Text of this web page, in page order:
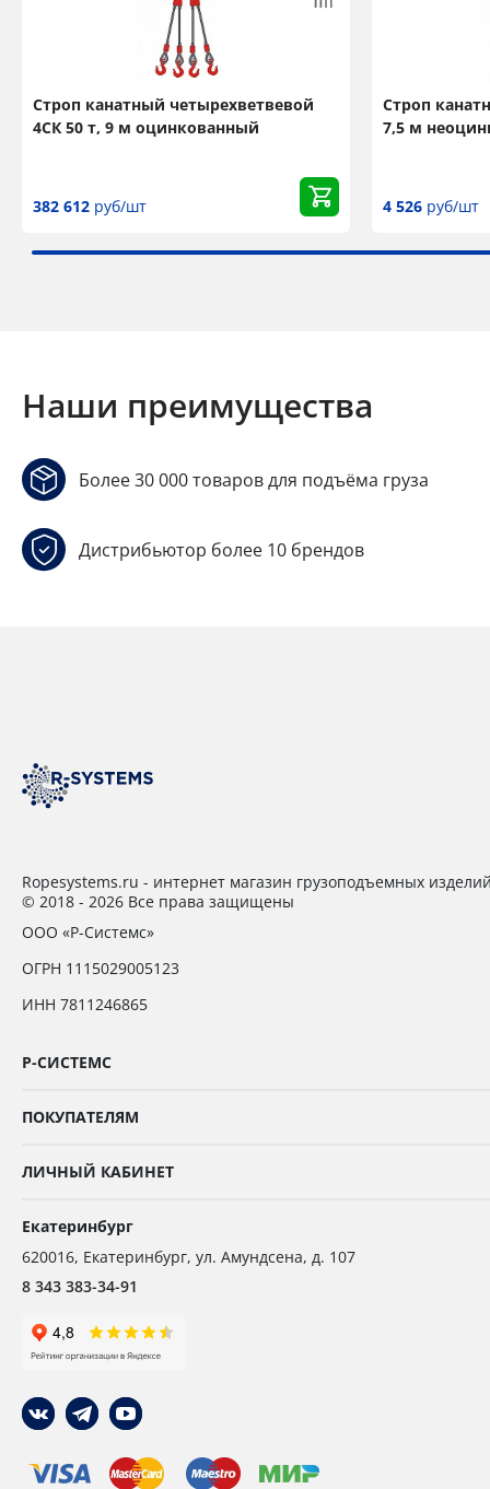
Строп канатный четырехветвевой
4СК 50 т, 9 м оцинкованный
382 612 руб/шт
Строп
7,5 м
4 526 руб/шт
Наши преимущества
Более 30 000 товаров для подъёма груза
Дистрибьютор более 10 брендов
Ropesystems.ru - интернет магазин грузоподъемных
© 2018 - 2026 Все права защищены
ООО «Р-Системс»
ОГРН 1115029005123
ИНН 7811246865
Р-СИСТЕМС
ПОКУПАТЕЛЯМ
ЛИЧНЫЙ КАБИНЕТ
Екатеринбург
620016, Екатеринбург, ул. Амундсена, д. 107
8 343 383-34-91